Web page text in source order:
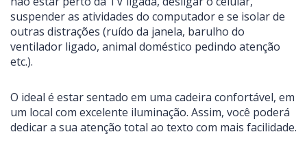
suspender as atividades do computador e se isolar de
outras distrações (ruído da janela, barulho do
ventilador ligado, animal doméstico pedindo atenção
etc.).
O ideal é estar sentado em uma cadeira confortável, em
um local com excelente iluminação. Assim, você poderá
dedicar a sua atenção total ao texto com mais facilidade.